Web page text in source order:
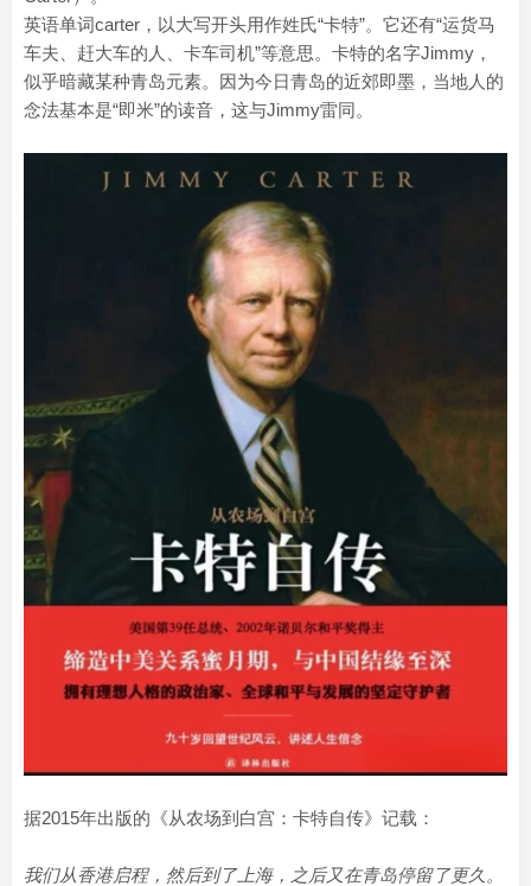
英语单词carter，以大写开头用作姓氏“卡特”。它还有“运货马
车夫、赶大车的人、卡车司机”等意思。卡特的名字Jimmy，
似乎暗藏某种青岛元素。因为今日青岛的近郊即墨，当地人的
念法基本是“即米”的读音，这与Jimmy雷同。
据2015年出版的《从农场到白宫：卡特自传》记载：
我们从香港启程，然后到了上海，之后又在青岛停留了更久。